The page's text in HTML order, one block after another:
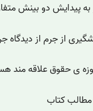
به پیدایش دو بینش
از جرم از
ی حقوق علاقه مند
کتاب